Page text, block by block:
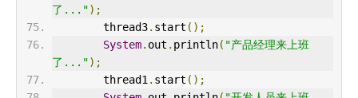
了...");
        thread3
. start ();
System. out . println( "产品经理来上班
了...");
        thread1
. start ();